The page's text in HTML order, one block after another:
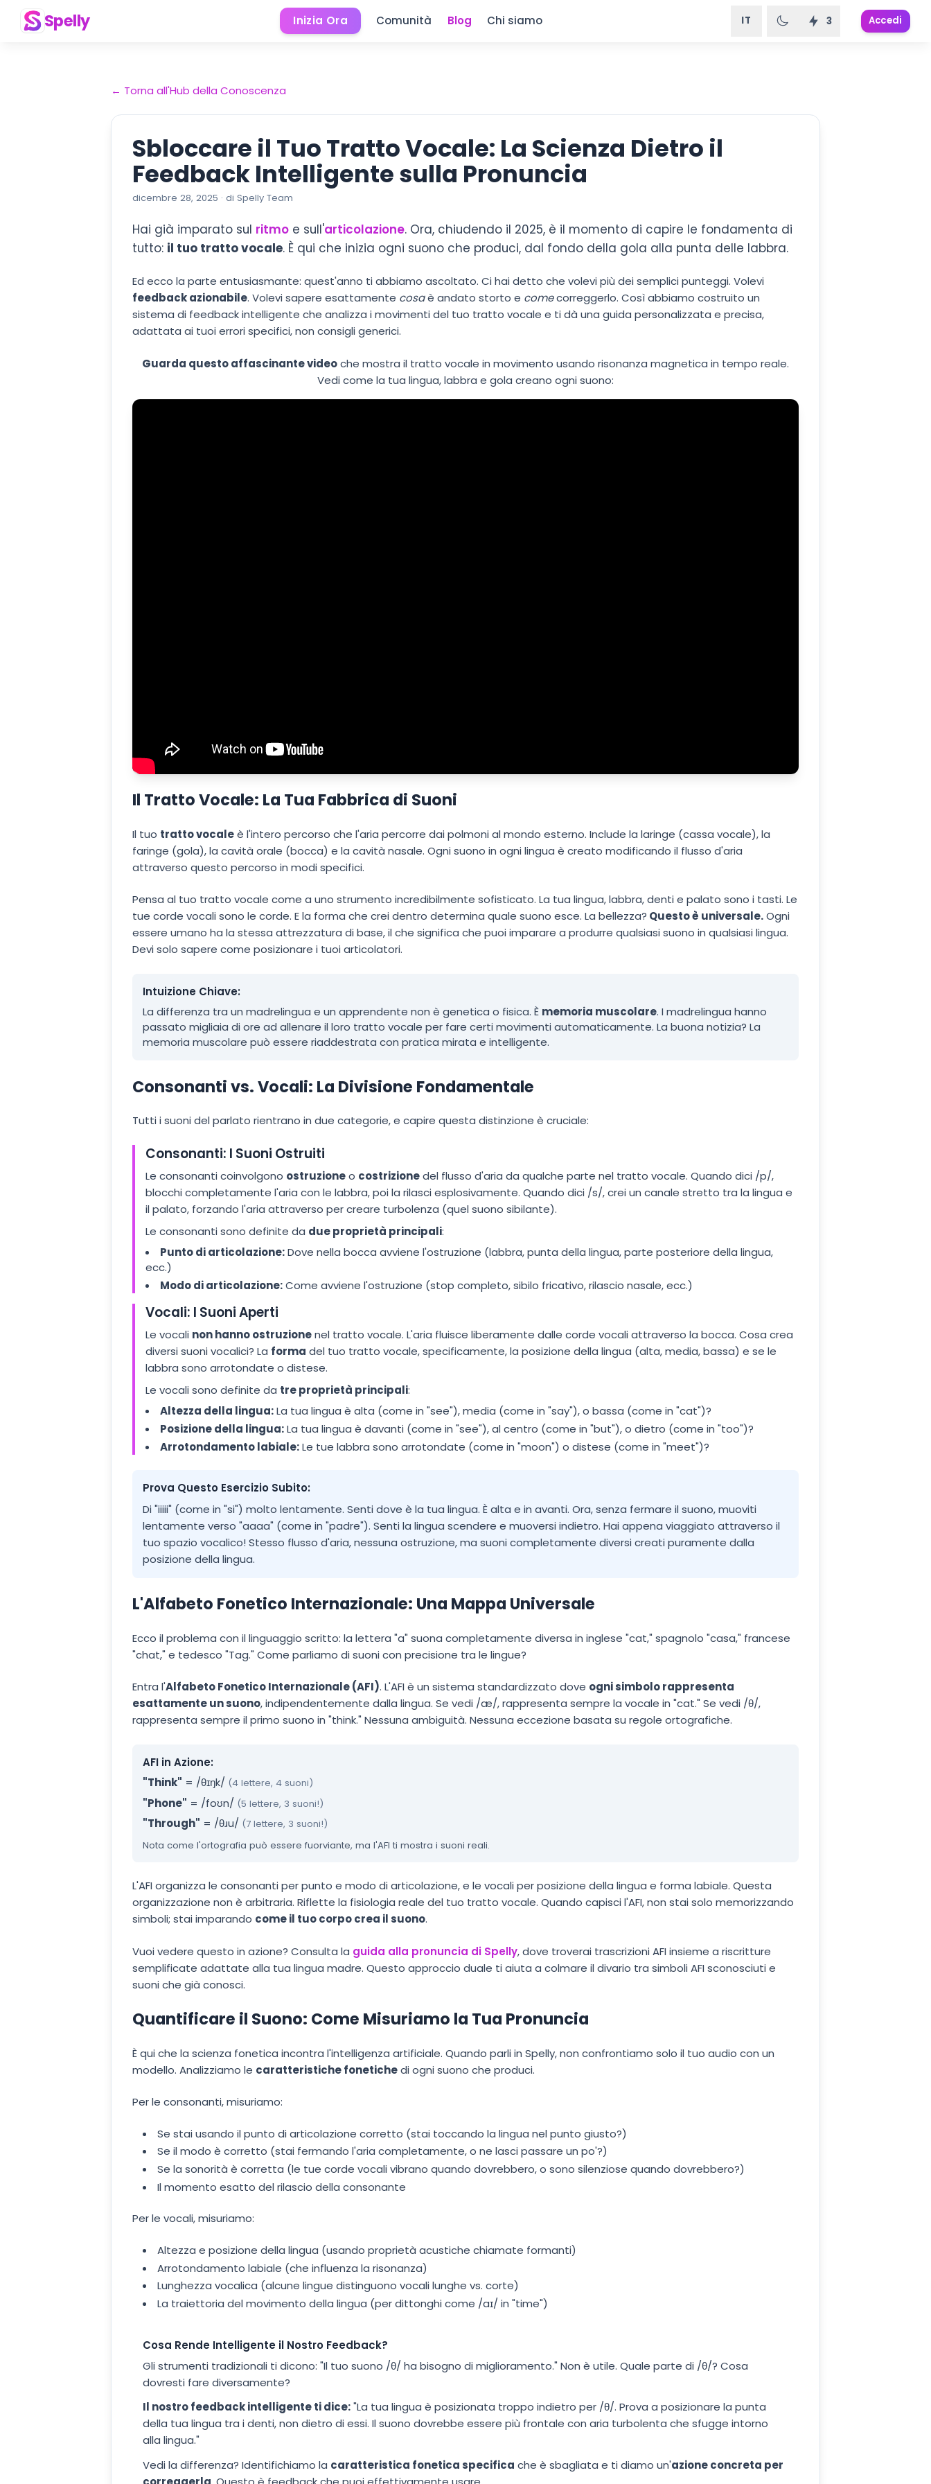
Spelly Inizia Ora Comunità Blog Chi siamo IT 3 Accedi
← Torna all'Hub della Conoscenza
Sbloccare il Tuo Tratto Vocale: La Scienza Dietro il
Feedback Intelligente sulla Pronuncia
dicembre 28, 2025 · di Spelly Team
Hai già imparato sul ritmo e sull'articolazione. Ora, chiudendo il 2025, è il momento di capire le fondamenta di
tutto: il tuo tratto vocale. È qui che inizia ogni suono che produci, dal fondo della gola alla punta delle labbra.
Ed ecco la parte entusiasmante: quest'anno ti abbiamo ascoltato. Ci hai detto che volevi più dei semplici punteggi. Volevi
feedback azionabile. Volevi sapere esattamente cosaè andato storto e comecorreggerlo. Così abbiamo costruito un
sistema di feedback intelligente che analizza i movimenti del tuo tratto vocale e ti dà una guida personalizzata e precisa,
adattata ai tuoi errori specifici, non consigli generici.
Guarda questo affascinante videoche mostra il tratto vocale in movimento usando risonanza magnetica in tempo reale.
Vedi come la tua lingua, labbra e gola creano ogni suono:
Il Tratto Vocale: La Tua Fabbrica di Suoni
Il tuo tratto vocaleè l'intero percorso che l'aria percorre dai polmoni al mondo esterno. Include la laringe (cassa vocale), la
faringe (gola), la cavità orale (bocca) e la cavità nasale. Ogni suono in ogni lingua è creato modificando il flusso d'aria
attraverso questo percorso in modi specifici.
Pensa al tuo tratto vocale come a uno strumento incredibilmente sofisticato. La tua lingua, labbra, denti e palato sono i tasti. Le
tue corde vocali sono le corde. E la forma che crei dentro determina quale suono esce. La bellezza? Questo è universale.Ogni
essere umano ha la stessa attrezzatura di base, il che significa che puoi imparare a produrre qualsiasi suono in qualsiasi lingua.
Devi solo sapere come posizionare i tuoi articolatori.
Intuizione Chiave:
La differenza tra un madrelingua e un apprendente non è genetica o fisica. È memoria muscolare. I madrelingua hanno
passato migliaia di ore ad allenare il loro tratto vocale per fare certi movimenti automaticamente. La buona notizia? La
memoria muscolare può essere riaddestrata con pratica mirata e intelligente.
Consonanti vs. Vocali: La Divisione Fondamentale
Tutti i suoni del parlato rientrano in due categorie, e capire questa distinzione è cruciale:
Consonanti: I Suoni Ostruiti
Le consonanti coinvolgono ostruzioneo costrizionedel flusso d'aria da qualche parte nel tratto vocale. Quando dici /p/,
blocchi completamente l'aria con le labbra, poi la rilasci esplosivamente. Quando dici /s/, crei un canale stretto tra la lingua e
il palato, forzando l'aria attraverso per creare turbolenza (quel suono sibilante).
Le consonanti sono definite da due proprietà principali:
Punto di articolazione:Dove nella bocca avviene l'ostruzione (labbra, punta della lingua, parte posteriore della lingua,
ecc.)
Modo di articolazione:Come avviene l'ostruzione (stop completo, sibilo fricativo, rilascio nasale, ecc.)
Vocali: I Suoni Aperti
Le vocali non hanno ostruzionenel tratto vocale. L'aria fluisce liberamente dalle corde vocali attraverso la bocca. Cosa crea
diversi suoni vocalici? La forma del tuo tratto vocale, specificamente, la posizione della lingua (alta, media, bassa) e se le
labbra sono arrotondate o distese.
Le vocali sono definite da tre proprietà principali:
Altezza della lingua:La tua lingua è alta (come in "see"), media (come in "say"), o bassa (come in "cat")?
Posizione della lingua:La tua lingua è davanti (come in "see"), al centro (come in "but"), o dietro (come in "too")?
Arrotondamento labiale:Le tue labbra sono arrotondate (come in "moon") o distese (come in "meet")?
Prova Questo Esercizio Subito:
Di "iiiii" (come in "si") molto lentamente. Senti dove è la tua lingua. È alta e in avanti. Ora, senza fermare il suono, muoviti
lentamente verso "aaaa" (come in "padre"). Senti la lingua scendere e muoversi indietro. Hai appena viaggiato attraverso il
tuo spazio vocalico! Stesso flusso d'aria, nessuna ostruzione, ma suoni completamente diversi creati puramente dalla
posizione della lingua.
L'Alfabeto Fonetico Internazionale: Una Mappa Universale
Ecco il problema con il linguaggio scritto: la lettera "a" suona completamente diversa in inglese "cat," spagnolo "casa," francese
"chat," e tedesco "Tag." Come parliamo di suoni con precisione tra le lingue?
Entra l'Alfabeto Fonetico Internazionale (AFI). L'AFI è un sistema standardizzato dove ogni simbolo rappresenta
esattamente un suono, indipendentemente dalla lingua. Se vedi /æ/, rappresenta sempre la vocale in "cat." Se vedi /θ/,
rappresenta sempre il primo suono in "think." Nessuna ambiguità. Nessuna eccezione basata su regole ortografiche.
AFI in Azione:
"Think" = /θɪŋk/ (4 lettere, 4 suoni)
"Phone" = /foʊn/ (5 lettere, 3 suoni!)
"Through" = /θɹu/ (7 lettere, 3 suoni!)
Nota come l'ortografia può essere fuorviante, ma l'AFI ti mostra i suoni reali.
L'AFI organizza le consonanti per punto e modo di articolazione, e le vocali per posizione della lingua e forma labiale. Questa
organizzazione non è arbitraria. Riflette la fisiologia reale del tuo tratto vocale. Quando capisci l'AFI, non stai solo memorizzando
simboli; stai imparando come il tuo corpo crea il suono.
Vuoi vedere questo in azione? Consulta la guida alla pronuncia di Spelly, dove troverai trascrizioni AFI insieme a riscritture
semplificate adattate alla tua lingua madre. Questo approccio duale ti aiuta a colmare il divario tra simboli AFI sconosciuti e
suoni che già conosci.
Quantificare il Suono: Come Misuriamo la Tua Pronuncia
È qui che la scienza fonetica incontra l'intelligenza artificiale. Quando parli in Spelly, non confrontiamo solo il tuo audio con un
modello. Analizziamo le caratteristiche fonetichedi ogni suono che produci.
Per le consonanti, misuriamo:
Se stai usando il punto di articolazione corretto (stai toccando la lingua nel punto giusto?)
Se il modo è corretto (stai fermando l'aria completamente, o ne lasci passare un po'?)
Se la sonorità è corretta (le tue corde vocali vibrano quando dovrebbero, o sono silenziose quando dovrebbero?)
Il momento esatto del rilascio della consonante
Per le vocali, misuriamo:
Altezza e posizione della lingua (usando proprietà acustiche chiamate formanti)
Arrotondamento labiale (che influenza la risonanza)
Lunghezza vocalica (alcune lingue distinguono vocali lunghe vs. corte)
La traiettoria del movimento della lingua (per dittonghi come /aɪ/ in "time")
Cosa Rende Intelligente il Nostro Feedback?
Gli strumenti tradizionali ti dicono: "Il tuo suono /θ/ ha bisogno di miglioramento." Non è utile. Quale parte di /θ/? Cosa
dovresti fare diversamente?
Il nostro feedback intelligente ti dice:"La tua lingua è posizionata troppo indietro per /θ/. Prova a posizionare la punta
della tua lingua tra i denti, non dietro di essi. Il suono dovrebbe essere più frontale con aria turbolenta che sfugge intorno
alla lingua."
Vedi la differenza? Identifichiamo la caratteristica fonetica specifica che è sbagliata e ti diamo un'azione concreta per